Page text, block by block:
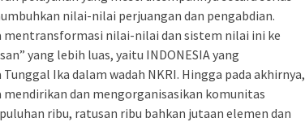
nilai-nilai perjuangan dan pengabdian.
mentransformasi nilai-nilai dan sistem nilai ini ke
yang lebih luas, yaitu INDONESIA yang
Ika dalam wadah NKRI. Hingga pada akhirnya,
dan mengorganisasikan komunitas
ribu, ratusan ribu bahkan jutaan elemen dan